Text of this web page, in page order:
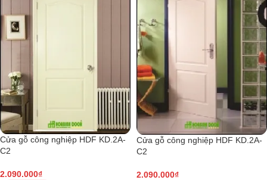
Cửa gỗ công nghiệp HDF KD.2A-
C2
2.090.000₫
Cửa gỗ công nghiệp HDF KD.2A-
C2
2.090.000₫